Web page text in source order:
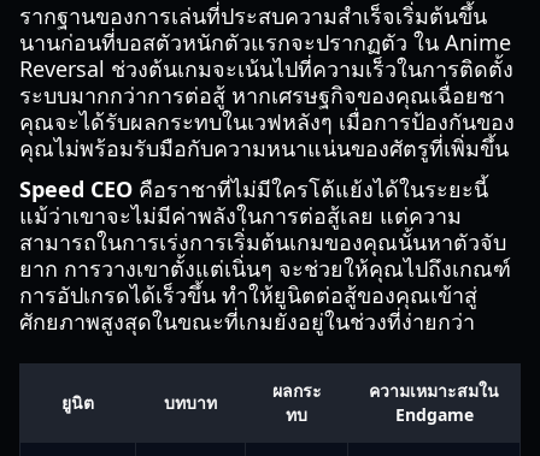
รากฐานของการเล่นที่ประสบความสำเร็จเริ่มต้นขึ้น
นานก่อนที่บอสตัวหนักตัวแรกจะปรากฏตัว ใน Anime
Reversal ช่วงต้นเกมจะเน้นไปที่ความเร็วในการติดตั้ง
ระบบมากกว่าการต่อสู้ หากเศรษฐกิจของคุณเฉื่อยชา
คุณจะได้รับผลกระทบในเวฟหลังๆ เมื่อการป้องกันของ
คุณไม่พร้อมรับมือกับความหนาแน่นของศัตรูที่เพิ่มขึ้น
Speed CEO คือราชาที่ไม่มีใครโต้แย้งได้ในระยะนี้
แม้ว่าเขาจะไม่มีค่าพลังในการต่อสู้เลย แต่ความ
สามารถในการเร่งการเริ่มต้นเกมของคุณนั้นหาตัวจับ
ยาก การวางเขาตั้งแต่เนิ่นๆ จะช่วยให้คุณไปถึงเกณฑ์
การอัปเกรดได้เร็วขึ้น ทำให้ยูนิตต่อสู้ของคุณเข้าสู่
ศักยภาพสูงสุดในขณะที่เกมยังอยู่ในช่วงที่ง่ายกว่า
ยูนิต บทบาท
ผลกระ
ทบ
ความเหมาะสมใน
Endgame